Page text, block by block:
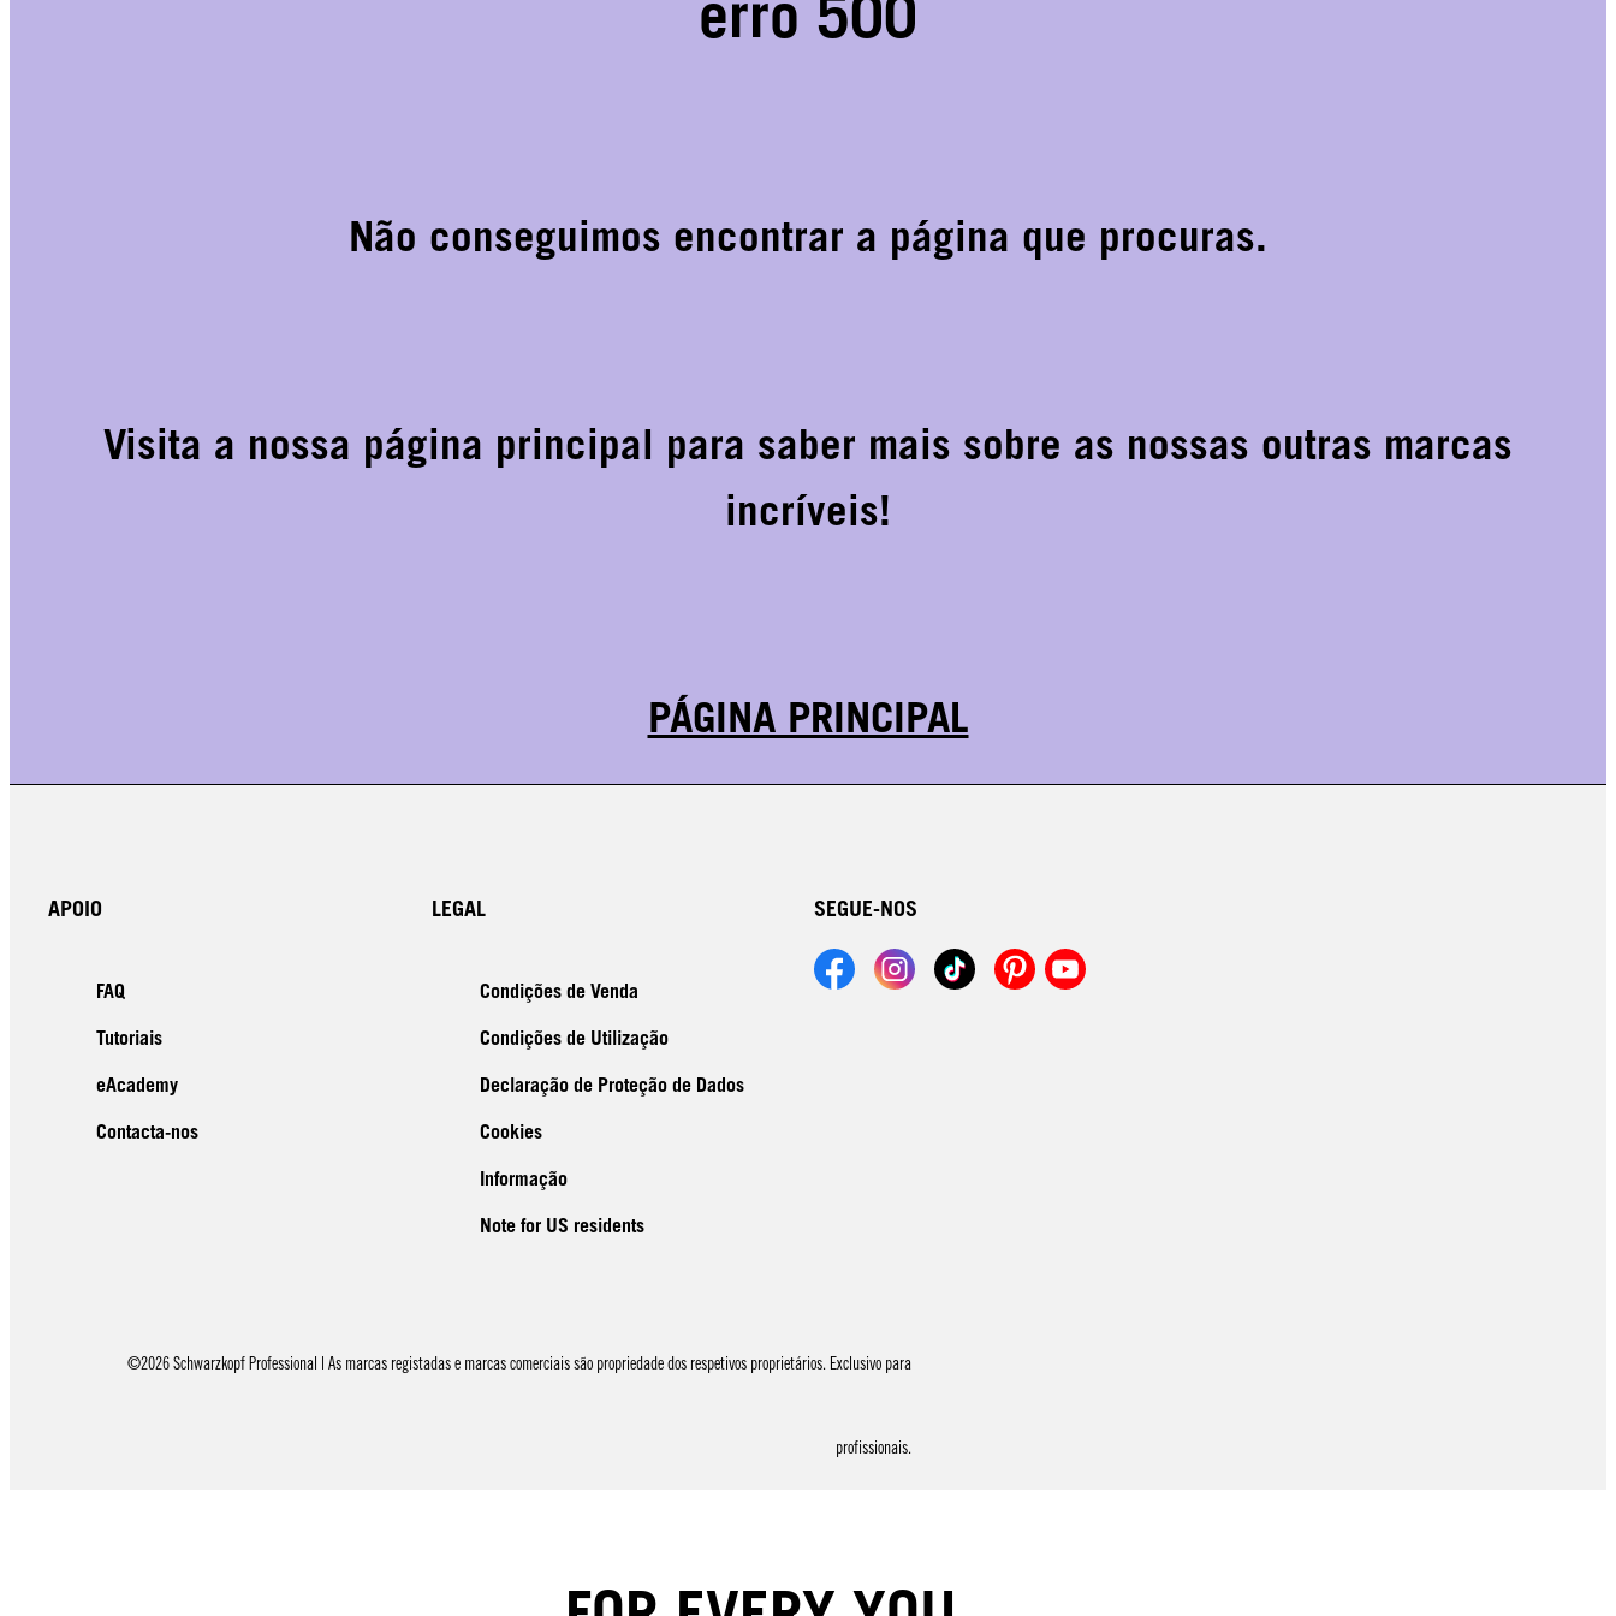
Não conseguimos encontrar a página que procuras.
Visita a nossa página principal para saber mais sobre as nossas outras marcas
incríveis!
PÁGINA PRINCIPAL
APOIO
FAQ
Tutoriais
eAcademy
Contacta-nos
LEGAL
Condições de Venda
Condições de Utilização
Declaração de Proteção de Dados
Cookies
Informação
Note for US residents
SEGUE-NOS
©2026 Schwarzkopf Professional | As marcas registadas e marcas comerciais são propriedade dos respetivos proprietários. Exclusivo para
profissionais.